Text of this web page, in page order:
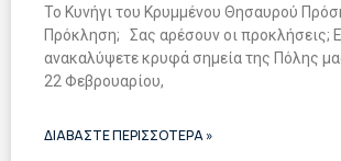
Το Κυνήγι του Κρυμμένου Θησαυρού
Πρόκληση; Σας αρέσουν οι προκλήσεις;
ανακαλύψετε κρυφά σημεία της Πόλης
22 Φεβρουαρίου,
ΔΙΑΒΑΣΤΕ ΠΕΡΙΣΣΟΤΕΡΑ »